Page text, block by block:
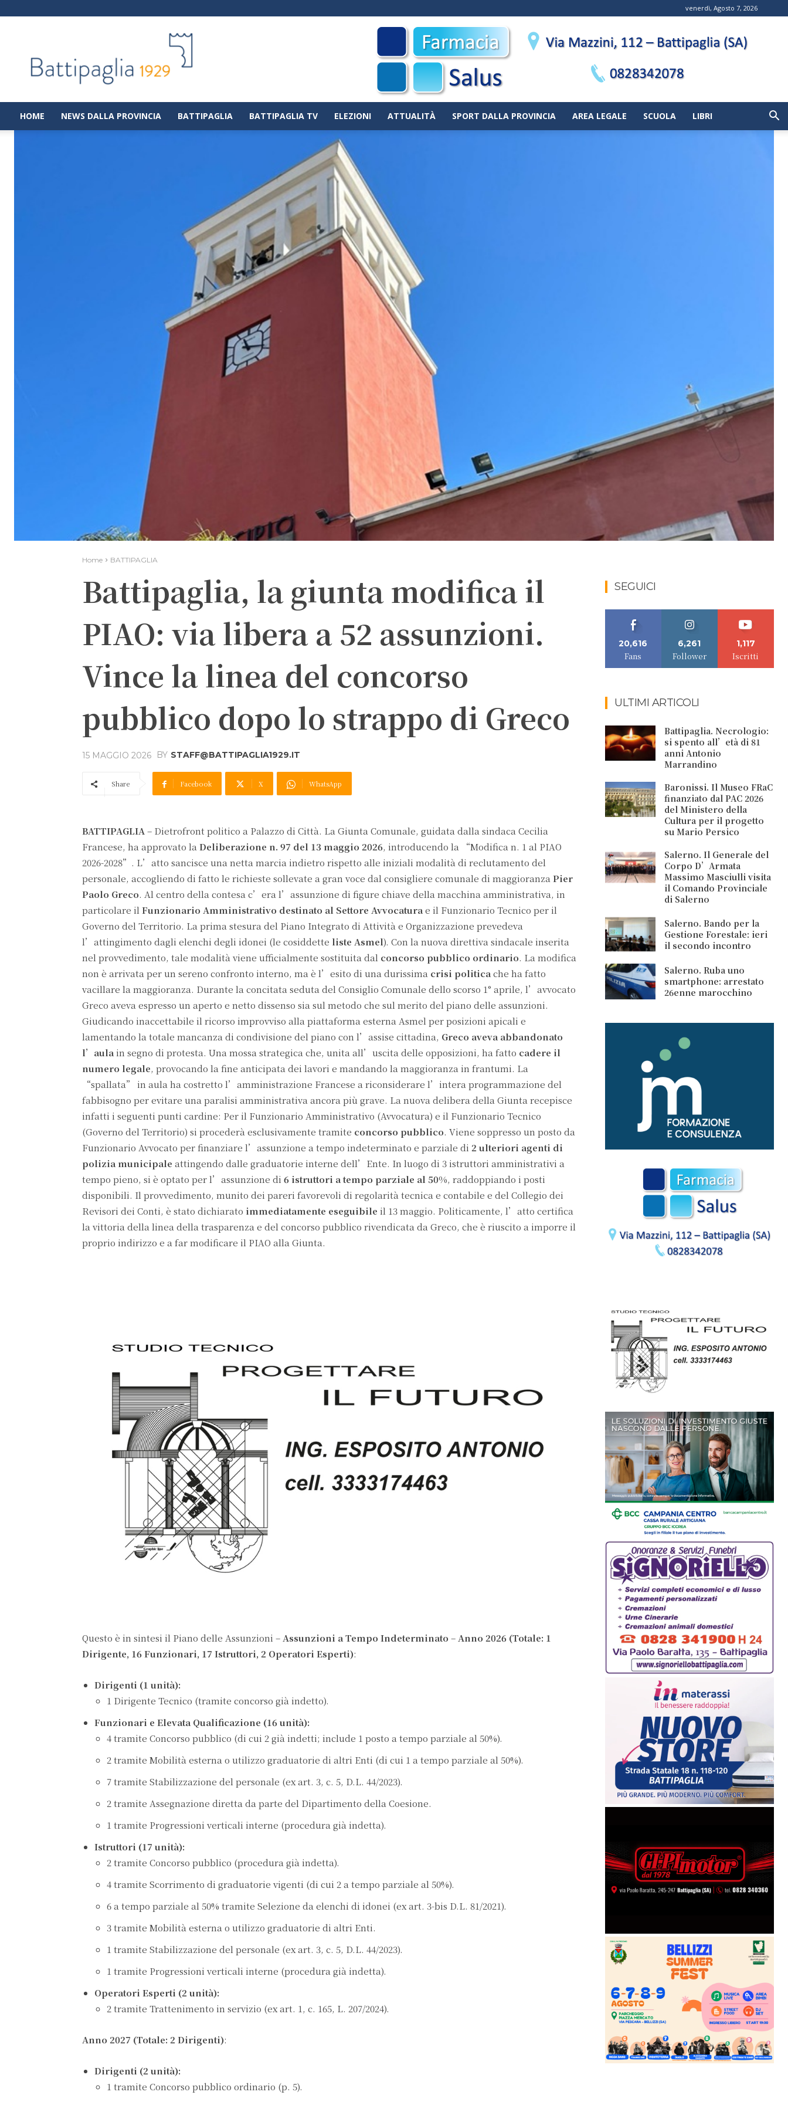
venerdì, Agosto 7, 2026
|
Notizie
dalla
città
di
HOME NEWS DALLA PROVINCIA BATTIPAGLIA BATTIPAGLIA TV ELEZIONI ATTUALITÀ SPORT DALLA PROVINCIA AREA LEGALE SCUOLA LIBRI
Home BATTIPAGLIA
Battipaglia, la giunta modifica il
PIAO: via libera a 52 assunzioni.
Vince la linea del concorso
pubblico dopo lo strappo di Greco
15 MAGGIO 2026 BY STAFF@BATTIPAGLIA1929.IT
Share Facebook X WhatsApp
BATTIPAGLIA – Dietrofront politico a Palazzo di Città. La Giunta Comunale, guidata dalla sindaca Cecilia
Francese, ha approvato la Deliberazione n. 97 del 13 maggio 2026, introducendo la “Modifica n. 1 al PIAO
2026-2028”. L’atto sancisce una netta marcia indietro rispetto alle iniziali modalità di reclutamento del
personale, accogliendo di fatto le richieste sollevate a gran voce dal consigliere comunale di maggioranza Pier
Paolo Greco. Al centro della contesa c’era l’assunzione di figure chiave della macchina amministrativa, in
particolare il Funzionario Amministrativo destinato al Settore Avvocatura e il Funzionario Tecnico per il
Governo del Territorio. La prima stesura del Piano Integrato di Attività e Organizzazione prevedeva
l’attingimento dagli elenchi degli idonei (le cosiddette liste Asmel). Con la nuova direttiva sindacale inserita
nel provvedimento, tale modalità viene ufficialmente sostituita dal concorso pubblico ordinario. La modifica
non è arrivata per un sereno confronto interno, ma è l’esito di una durissima crisi politica che ha fatto
vacillare la maggioranza. Durante la concitata seduta del Consiglio Comunale dello scorso 1° aprile, l’avvocato
Greco aveva espresso un aperto e netto dissenso sia sul metodo che sul merito del piano delle assunzioni.
Giudicando inaccettabile il ricorso improvviso alla piattaforma esterna Asmel per posizioni apicali e
lamentando la totale mancanza di condivisione del piano con l’assise cittadina, Greco aveva abbandonato
l’aula in segno di protesta. Una mossa strategica che, unita all’uscita delle opposizioni, ha fatto cadere il
numero legale, provocando la fine anticipata dei lavori e mandando la maggioranza in frantumi. La
“spallata” in aula ha costretto l’amministrazione Francese a riconsiderare l’intera programmazione del
fabbisogno per evitare una paralisi amministrativa ancora più grave. La nuova delibera della Giunta recepisce
infatti i seguenti punti cardine: Per il Funzionario Amministrativo (Avvocatura) e il Funzionario Tecnico
(Governo del Territorio) si procederà esclusivamente tramite concorso pubblico. Viene soppresso un posto da
Funzionario Avvocato per finanziare l’assunzione a tempo indeterminato e parziale di 2 ulteriori agenti di
polizia municipale attingendo dalle graduatorie interne dell’Ente. In luogo di 3 istruttori amministrativi a
tempo pieno, si è optato per l’assunzione di 6 istruttori a tempo parziale al 50%, raddoppiando i posti
disponibili. Il provvedimento, munito dei pareri favorevoli di regolarità tecnica e contabile e del Collegio dei
Revisori dei Conti, è stato dichiarato immediatamente eseguibile il 13 maggio. Politicamente, l’atto certifica
la vittoria della linea della trasparenza e del concorso pubblico rivendicata da Greco, che è riuscito a imporre il
proprio indirizzo e a far modificare il PIAO alla Giunta.
Questo è in sintesi il Piano delle Assunzioni – Assunzioni a Tempo Indeterminato – Anno 2026 (Totale: 1
Dirigente, 16 Funzionari, 17 Istruttori, 2 Operatori Esperti):
Dirigenti (1 unità):
1 Dirigente Tecnico (tramite concorso già indetto).
Funzionari e Elevata Qualificazione (16 unità):
4 tramite Concorso pubblico (di cui 2 già indetti; include 1 posto a tempo parziale al 50%).
2 tramite Mobilità esterna o utilizzo graduatorie di altri Enti (di cui 1 a tempo parziale al 50%).
7 tramite Stabilizzazione del personale (ex art. 3, c. 5, D.L. 44/2023).
2 tramite Assegnazione diretta da parte del Dipartimento della Coesione.
1 tramite Progressioni verticali interne (procedura già indetta).
Istruttori (17 unità):
2 tramite Concorso pubblico (procedura già indetta).
4 tramite Scorrimento di graduatorie vigenti (di cui 2 a tempo parziale al 50%).
6 a tempo parziale al 50% tramite Selezione da elenchi di idonei (ex art. 3-bis D.L. 81/2021).
3 tramite Mobilità esterna o utilizzo graduatorie di altri Enti.
1 tramite Stabilizzazione del personale (ex art. 3, c. 5, D.L. 44/2023).
1 tramite Progressioni verticali interne (procedura già indetta).
Operatori Esperti (2 unità):
2 tramite Trattenimento in servizio (ex art. 1, c. 165, L. 207/2024).
Anno 2027 (Totale: 2 Dirigenti):
Dirigenti (2 unità):
1 tramite Concorso pubblico ordinario (p. 5).
SEGUICI
20,616
Fans
6,261
Follower
1,117
Iscritti
ULTIMI ARTICOLI
Battipaglia. Necrologio:
si spento all’età di 81
anni Antonio
Marrandino
Baronissi. Il Museo FRaC
finanziato dal PAC 2026
del Ministero della
Cultura per il progetto
su Mario Persico
Salerno. Il Generale del
Corpo D’Armata
Massimo Masciulli visita
il Comando Provinciale
di Salerno
Salerno. Bando per la
Gestione Forestale: ieri
il secondo incontro
Salerno. Ruba uno
smartphone: arrestato
26enne marocchino